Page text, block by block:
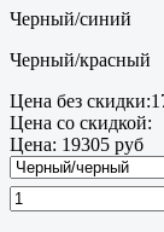
Черный/синий
Черный/красный
Цена без скидки:
Цена со скидкой:
Цена: 19305 руб